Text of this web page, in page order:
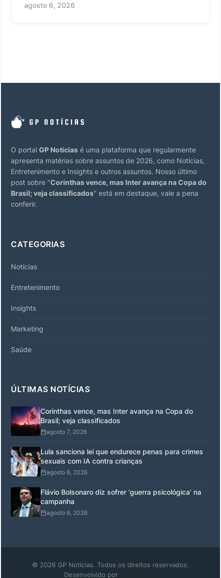
agosto 6, 2026
O portal GP Notícias é uma plataforma que regularmente
apresenta matérias sobre assuntos de 2026, como Notícias,
Entretenimento e Insights e outros assuntos. Nosso último
post sobre "Corinthas vence, mas Inter avança na Copa do
Brasil; veja classificados" está em destaque, vale a pena
conferir.
CATEGORIAS
Notícias
Entretenimento
Insights
Marketing
Saúde
ÚLTIMAS NOTÍCIAS
Corinthas vence, mas Inter avança na Copa do
Brasil; veja classificados
agosto 7, 2026
Lula sanciona lei que endurece penas para crimes
sexuais com IA contra crianças
agosto 6, 2026
Flávio Bolsonaro diz sofrer ‘guerra psicológica’ na
campanha
agosto 6, 2026
© 2026 GP Notícias. Todos os direitos reservados.
Desenvolvido por